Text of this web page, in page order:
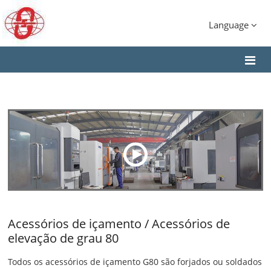
Language
Acessórios de içamento / Acessórios de
elevação de grau 80
Todos os acessórios de içamento G80 são forjados ou soldados